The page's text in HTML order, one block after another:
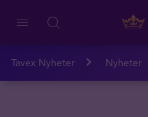
Tavex Nyheter Nyheter